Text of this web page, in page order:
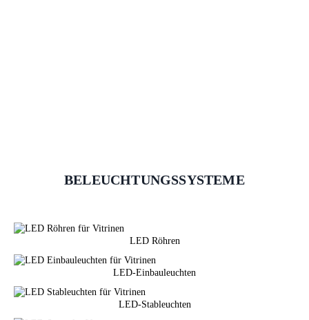
BELEUCHTUNGSSYSTEME
LED Röhren
LED-Einbauleuchten
LED-Stableuchten